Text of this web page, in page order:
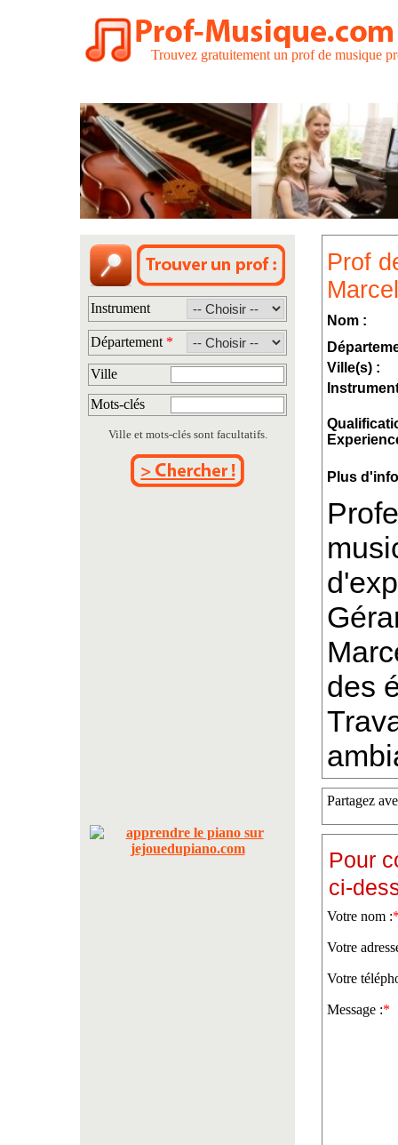
Trouvez gratuitement un prof de musique
Instrument
Département *
Ville
Mots-clés
Ville et mots-clés sont facultatifs.
Prof
Nom :
Ville(s) :
Plus
des
Partagez
Pour
ci-
Votre nom :
Votre
Votre
Message :*